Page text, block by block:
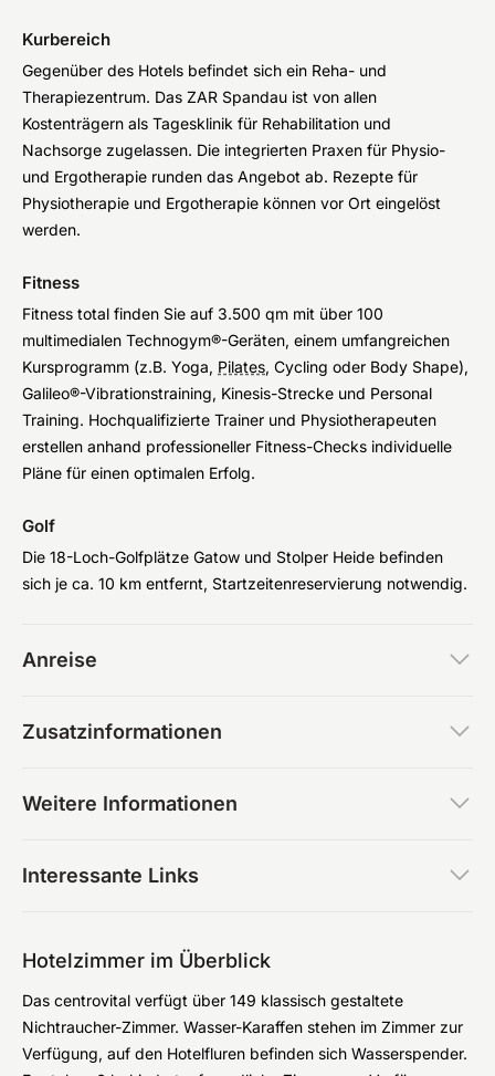
Kurbereich
Gegenüber des Hotels befindet sich ein Reha- und
Therapiezentrum. Das ZAR Spandau ist von allen
Kostenträgern als Tagesklinik für Rehabilitation und
Nachsorge zugelassen. Die integrierten Praxen für Physio-
und Ergotherapie runden das Angebot ab. Rezepte für
Physiotherapie und Ergotherapie können vor Ort eingelöst
werden.
Fitness
Fitness total finden Sie auf 3.500 qm mit über 100
multimedialen Technogym®-Geräten, einem umfangreichen
Kursprogramm (z.B. Yoga, Pilates, Cycling oder Body Shape),
Galileo®-Vibrationstraining, Kinesis-Strecke und Personal
Training. Hochqualifizierte Trainer und Physiotherapeuten
erstellen anhand professioneller Fitness-Checks individuelle
Pläne für einen optimalen Erfolg.
Golf
Die 18-Loch-Golfplätze Gatow und Stolper Heide befinden
sich je ca. 10 km entfernt, Startzeitenreservierung notwendig.
Anreise
Zusatzinformationen
Weitere Informationen
Interessante Links
Hotelzimmer im Überblick
Das centrovital verfügt über 149 klassisch gestaltete
Nichtraucher-Zimmer. Wasser-Karaffen stehen im Zimmer zur
Verfügung, auf den Hotelfluren befinden sich Wasserspender.